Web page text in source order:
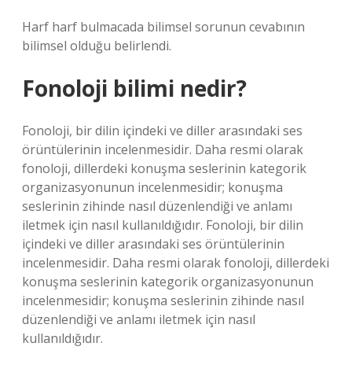
Harf harf bulmacada bilimsel sorunun cevabının
bilimsel olduğu belirlendi.
Fonoloji bilimi nedir?
Fonoloji, bir dilin içindeki ve diller arasındaki ses
örüntülerinin incelenmesidir. Daha resmi olarak
fonoloji, dillerdeki konuşma seslerinin kategorik
organizasyonunun incelenmesidir; konuşma
seslerinin zihinde nasıl düzenlendiği ve anlamı
iletmek için nasıl kullanıldığıdır. Fonoloji, bir dilin
içindeki ve diller arasındaki ses örüntülerinin
incelenmesidir. Daha resmi olarak fonoloji, dillerdeki
konuşma seslerinin kategorik organizasyonunun
incelenmesidir; konuşma seslerinin zihinde nasıl
düzenlendiği ve anlamı iletmek için nasıl
kullanıldığıdır.